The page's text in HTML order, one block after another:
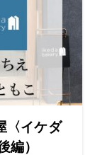
〈イケダ
編）